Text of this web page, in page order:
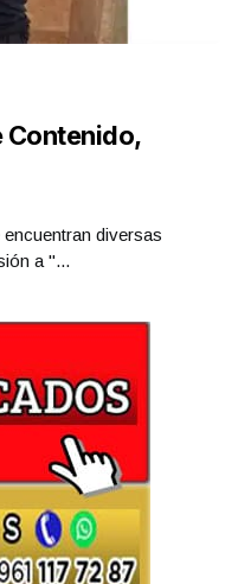
Contenido,
diversas
a "...